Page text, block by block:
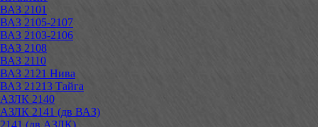
ВАЗ 2101
ВАЗ 2105-2107
ВАЗ 2103-2106
ВАЗ 2108
ВАЗ 2110
ВАЗ 2121 Нива
ВАЗ 21213 Тайга
АЗЛК 2140
АЗЛК 2141 (дв ВАЗ)
2141 (дв АЗЛК)